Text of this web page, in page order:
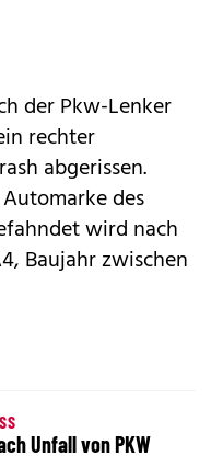
der Pkw-Lenker
rechter
abgerissen.
des
wird nach
Baujahr zwischen
Unfall von PKW